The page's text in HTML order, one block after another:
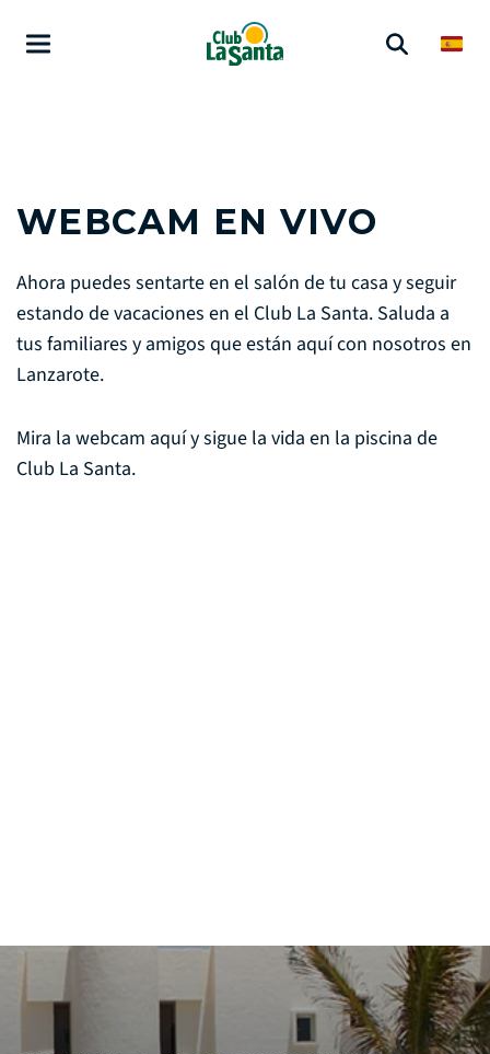
WEBCAM EN VIVO
Ahora puedes sentarte en el salón de tu casa y seguir
estando de vacaciones en el Club La Santa. Saluda a
tus familiares y amigos que están aquí con nosotros en
Lanzarote.
Mira la webcam aquí y sigue la vida en la piscina de
Club La Santa.